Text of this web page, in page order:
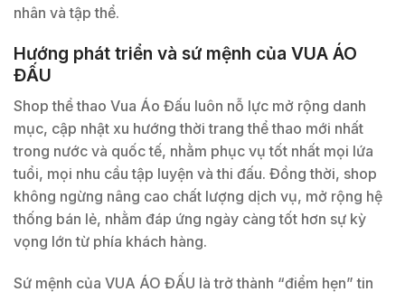
nhân và tập thể.
Hướng phát triển và sứ mệnh của VUA ÁO
ĐẤU
Shop thể thao Vua Áo Đấu luôn nỗ lực mở rộng danh
mục, cập nhật xu hướng thời trang thể thao mới nhất
trong nước và quốc tế, nhằm phục vụ tốt nhất mọi lứa
tuổi, mọi nhu cầu tập luyện và thi đấu. Đồng thời, shop
không ngừng nâng cao chất lượng dịch vụ, mở rộng hệ
thống bán lẻ, nhằm đáp ứng ngày càng tốt hơn sự kỳ
vọng lớn từ phía khách hàng.
Sứ mệnh của VUA ÁO ĐẤU là trở thành “điểm hẹn” tin